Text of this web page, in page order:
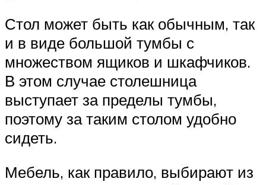
Стол может быть как обычным, так
и в виде большой тумбы с
множеством ящиков и шкафчиков.
В этом случае столешница
выступает за пределы тумбы,
поэтому за таким столом удобно
сидеть.
Мебель, как правило, выбирают из